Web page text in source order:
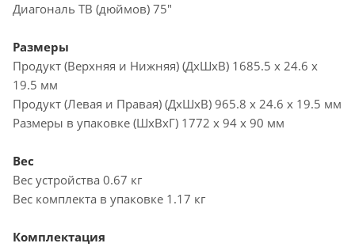
Диагональ ТВ (дюймов) 75"
Размеры
Продукт (Верхняя и Нижняя) (ДxШxВ) 1685.5 x 24.6 x
19.5 мм
Продукт (Левая и Правая) (ДxШxВ) 965.8 x 24.6 x 19.5 мм
Размеры в упаковке (ШxВxГ) 1772 x 94 x 90 мм
Вес
Вес устройства 0.67 кг
Вес комплекта в упаковке 1.17 кг
Комплектация